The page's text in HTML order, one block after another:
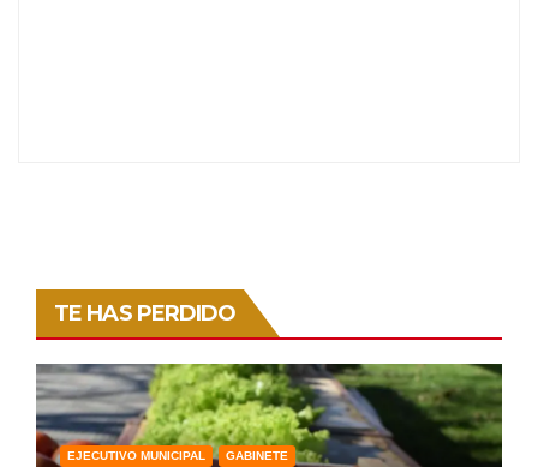
TE HAS PERDIDO
EJECUTIVO MUNICIPAL GABINETE